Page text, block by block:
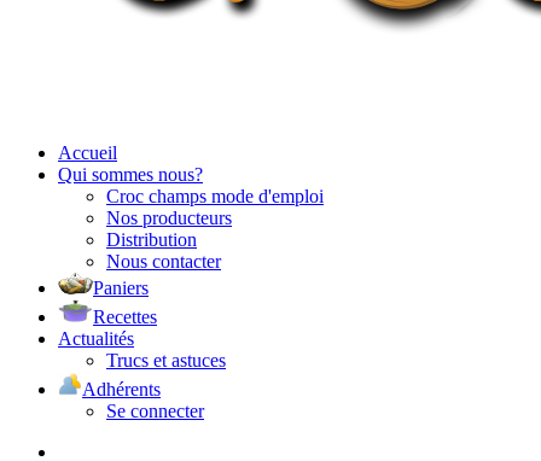
Accueil
Qui sommes nous?
Croc champs mode d'emploi
Nos producteurs
Distribution
Nous contacter
Paniers
Recettes
Actualités
Trucs et astuces
Adhérents
Se connecter